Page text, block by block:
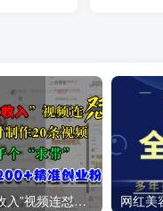
快手“宝妈日常收入”视频连怼，最快一个小时制作20条视频，评论区上千个“求带”，一条视频引流200+精准创业粉